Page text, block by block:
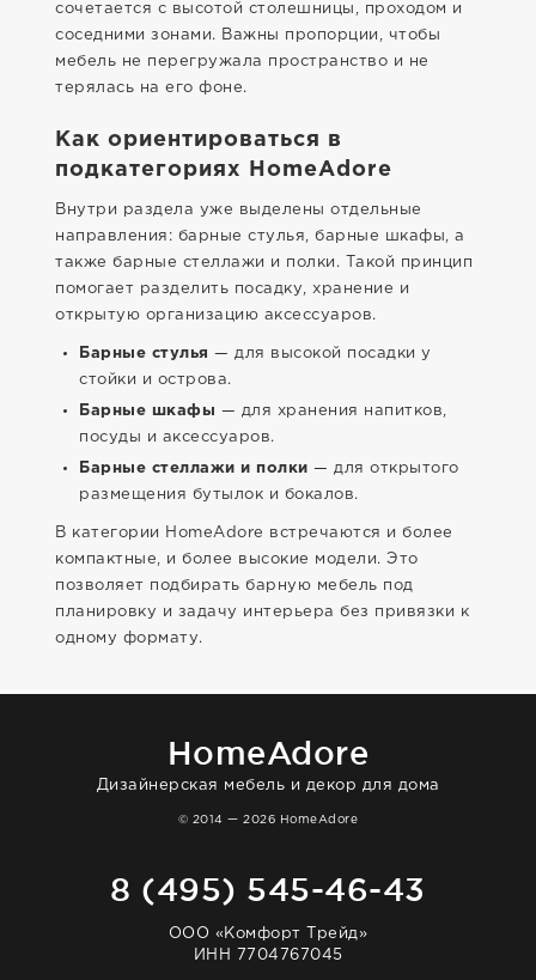
сочетается с высотой столешницы, проходом и
соседними зонами. Важны пропорции, чтобы
мебель не перегружала пространство и не
терялась на его фоне.
Как ориентироваться в
подкатегориях HomeAdore
Внутри раздела уже выделены отдельные
направления: барные стулья, барные шкафы, а
также барные стеллажи и полки. Такой принцип
помогает разделить посадку, хранение и
открытую организацию аксессуаров.
Барные стулья — для высокой посадки у
стойки и острова.
Барные шкафы — для хранения напитков,
посуды и аксессуаров.
Барные стеллажи и полки — для открытого
размещения бутылок и бокалов.
В категории HomeAdore встречаются и более
компактные, и более высокие модели. Это
позволяет подбирать барную мебель под
планировку и задачу интерьера без привязки к
одному формату.
HomeAdore
Дизайнерская мебель и декор для дома
© 2014 — 2026 HomeAdore
8 (495) 545-46-43
ООО «Комфорт Трейд»
ИНН 7704767045